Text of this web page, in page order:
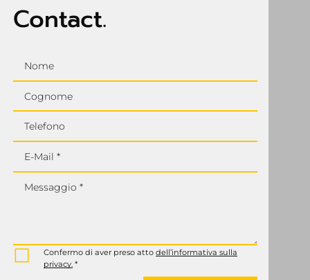
Contact.
Nome
Cognome
Telefono
E-Mail *
Messaggio *
Confermo di aver preso atto dell’informativa sulla
privacy.*